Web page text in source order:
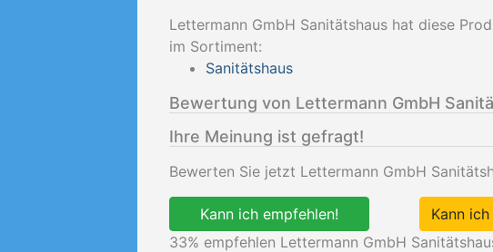
Lettermann GmbH Sanitätshaus hat diese
im Sortiment:
Sanitätshaus
Bewertung von Lettermann GmbH
Ihre Meinung ist gefragt!
Bewerten Sie jetzt Lettermann GmbH
Kann ich empfehlen!
Kann
33% empfehlen Lettermann GmbH